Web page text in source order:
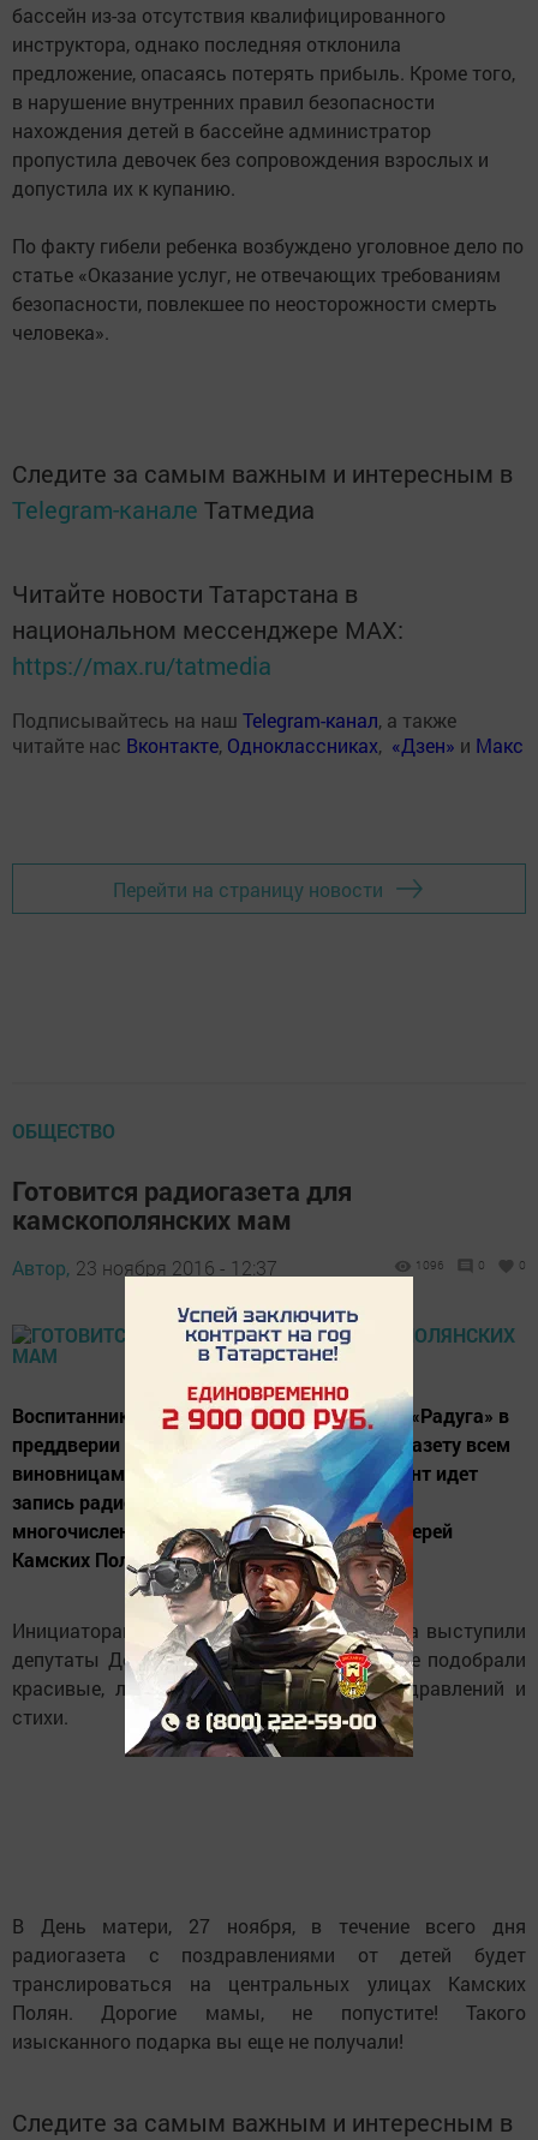
бассейн из-за отсутствия квалифицированного
инструктора, однако последняя отклонила
предложение, опасаясь потерять прибыль. Кроме того,
в нарушение внутренних правил безопасности
нахождения детей в бассейне администратор
пропустила девочек без сопровождения взрослых и
допустила их к купанию.
По факту гибели ребенка возбуждено уголовное дело по
статье «Оказание услуг, не отвечающих требованиям
безопасности, повлекшее по неосторожности смерть
человека».
Следите за самым важным и интересным в
Telegram-канале Татмедиа
Читайте новости Татарстана в
национальном мессенджере MАХ:
https://max.ru/tatmedia
Подписывайтесь на наш Telegram-канал, а также
читайте нас Вконтакте, Одноклассниках, «Дзен» и Макс
Перейти на страницу новости
ОБЩЕСТВО
Готовится радиогазета для
камскополянских мам
Автор, 23 ноября 2016 - 12:37 1096 0 0
Воспитанники Центра детского творчества «Радуга» в
преддверии Дня матери посвящают радиогазету всем
виновницам праздника. В настоящий момент идет
запись радиогазеты, которая включает
многочисленные поздравления в адрес матерей
Камских Полян.
Инициаторами такого интересного подарка выступили
депутаты Детской Районной Думы. Они же подобрали
красивые, лиричные, нежные тексты поздравлений и
стихи.
В День матери, 27 ноября, в течение всего дня
радиогазета с поздравлениями от детей будет
транслироваться на центральных улицах Камских
Полян. Дорогие мамы, не попустите! Такого
изысканного подарка вы еще не получали!
Следите за самым важным и интересным в